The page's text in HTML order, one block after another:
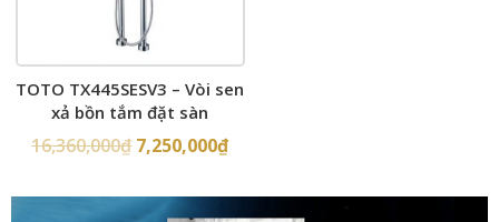
TOTO TX445SESV3 – Vòi sen
xả bồn tắm đặt sàn
16,360,000₫ 7,250,000₫